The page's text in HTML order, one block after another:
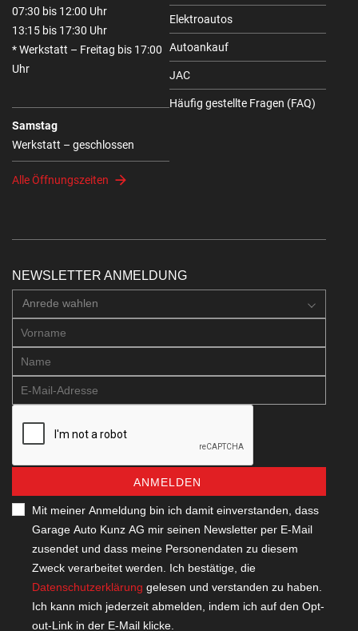
07:30 bis 12:00 Uhr
13:15 bis 17:30 Uhr
* Werkstatt – Freitag bis 17:00
Uhr
Samstag
Werkstatt – geschlossen
Alle Öffnungszeiten
Elektroautos
Autoankauf
JAC
Häufig gestellte Fragen (FAQ)
NEWSLETTER ANMELDUNG
Anrede wahlen
ANMELDEN
Mit meiner Anmeldung bin ich damit einverstanden, dass
Garage Auto Kunz AG mir seinen Newsletter per E-Mail
zusendet und dass meine Personendaten zu diesem
Zweck verarbeitet werden. Ich bestätige, die
Datenschutzerklärung gelesen und verstanden zu haben.
Ich kann mich jederzeit abmelden, indem ich auf den Opt-
out-Link in der E-Mail klicke.